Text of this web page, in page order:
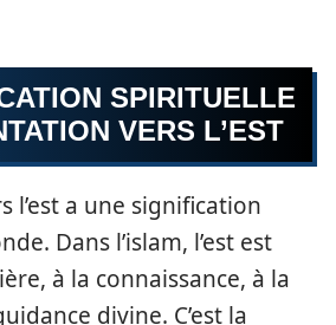
SPIRITUELLE
VERS L’EST
l’est a une signification
Dans l’islam, l’est est
à la connaissance, à la
divine. C’est la